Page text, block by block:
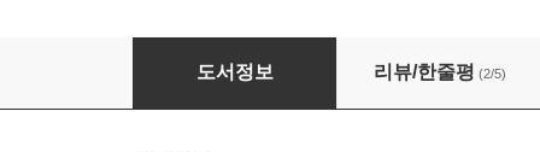
오버타임
도서정보 리뷰/한줄평 (2/5)